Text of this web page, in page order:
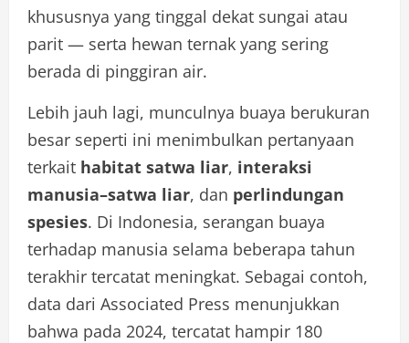
khususnya yang tinggal dekat sungai atau
parit — serta hewan ternak yang sering
berada di pinggiran air.
Lebih jauh lagi, munculnya buaya berukuran
besar seperti ini menimbulkan pertanyaan
terkait habitat satwa liar, interaksi
manusia–satwa liar, dan perlindungan
spesies. Di Indonesia, serangan buaya
terhadap manusia selama beberapa tahun
terakhir tercatat meningkat. Sebagai contoh,
data dari Associated Press menunjukkan
bahwa pada 2024, tercatat hampir 180